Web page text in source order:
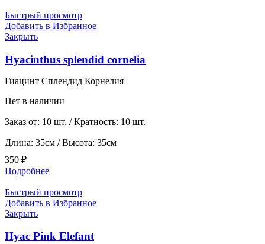
Быстрый просмотр
Добавить в Избранное
Закрыть
Hyacinthus splendid cornelia
Гиацинт Сплендид Корнелия
Нет в наличии
Заказ от: 10 шт. / Кратность: 10 шт.
Длина: 35см / Высота: 35см
350 ₽
Подробнее
Быстрый просмотр
Добавить в Избранное
Закрыть
Hyac Pink Elefant